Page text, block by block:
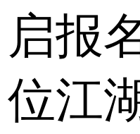
启报
位江